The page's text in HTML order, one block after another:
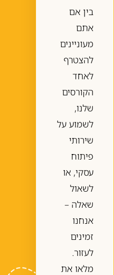
בין אם
אתם
מעוניינים
להצטרף
לאחד
הקורסים
שלנו,
לשמוע על
שירותי
פיתוח
עסקי, או
לשאול
שאלה –
אנחנו
זמינים
לעזור.
מלאו את